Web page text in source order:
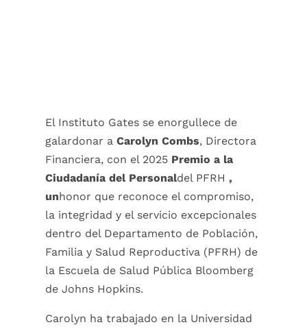
El Instituto Gates se enorgullece de
galardonar aCarolyn Combs, Directora
Financiera, con el 2025 Premio a la
Ciudadanía del Personaldel PFRH,
unhonor que reconoce el compromiso,
la integridad y el servicio excepcionales
dentro del Departamento de Población,
Familia y Salud Reproductiva (PFRH) de
la Escuela de Salud Pública Bloomberg
de Johns Hopkins.
Carolyn ha trabajado en la Universidad